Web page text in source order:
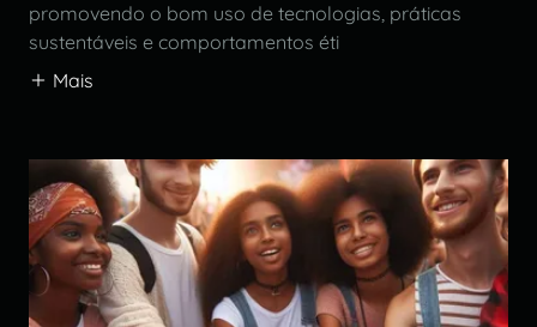
promovendo o bom uso de tecnologias, práticas
sustentáveis e comportamentos éti
Mais